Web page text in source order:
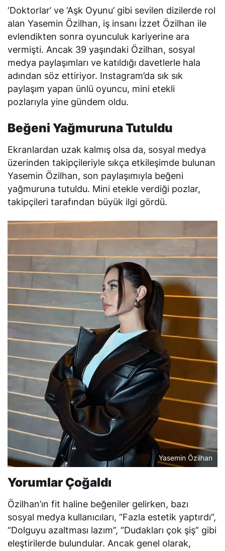
‘Doktorlar’ ve ‘Aşk Oyunu’ gibi sevilen dizilerde rol
alan Yasemin Özilhan, iş insanı İzzet Özilhan ile
evlendikten sonra oyunculuk kariyerine ara
vermişti. Ancak 39 yaşındaki Özilhan, sosyal
medya paylaşımları ve katıldığı davetlerle hala
adından söz ettiriyor. Instagram’da sık sık
paylaşım yapan ünlü oyuncu, mini etekli
pozlarıyla yine gündem oldu.
Beğeni Yağmuruna Tutuldu
Ekranlardan uzak kalmış olsa da, sosyal medya
üzerinden takipçileriyle sıkça etkileşimde bulunan
Yasemin Özilhan, son paylaşımıyla beğeni
yağmuruna tutuldu. Mini etekle verdiği pozlar,
takipçileri tarafından büyük ilgi gördü.
Yasemin Özilhan
Yorumlar Çoğaldı
Özilhan’ın fit haline beğeniler gelirken, bazı
sosyal medya kullanıcıları, “Fazla estetik yaptırdı”,
“Dolguyu azaltması lazım”, “Dudakları çok şiş” gibi
eleştirilerde bulundular. Ancak genel olarak,